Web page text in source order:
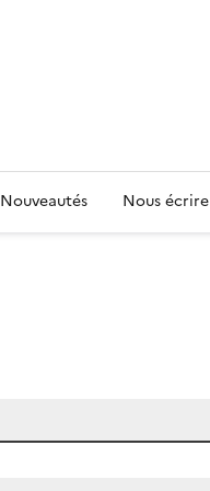
Nouveautés Nous écrire